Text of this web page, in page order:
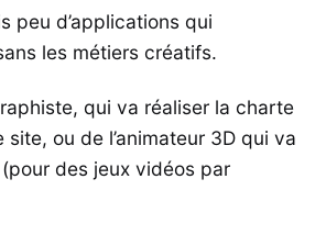
peu d’applications qui
les métiers créatifs.
qui va réaliser la charte
ou de l’animateur 3D qui va
des jeux vidéos par